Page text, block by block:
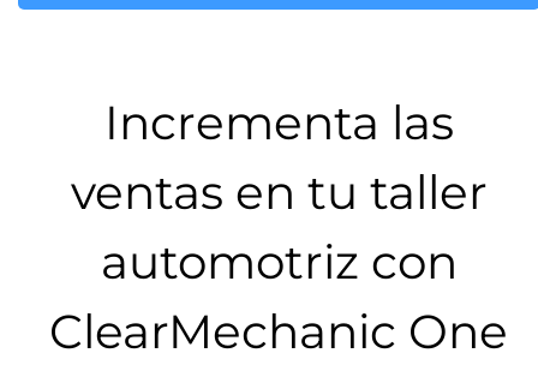
Incrementa las
ventas en tu taller
automotriz con
ClearMechanic One